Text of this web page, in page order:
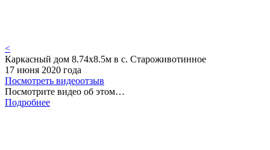
<
Каркасный дом 8.74х8.5м в с. Староживотинное
17 июня 2020 года
Посмотреть видеоотзыв
Посмотрите видео об этом…
Подробнее